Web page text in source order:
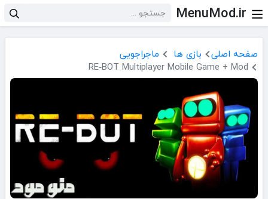
MenuMod.ir
صفحه اصلی بازی ها
ماجراجویی
RE‑BOT Multiplayer Mobile Game + Mod